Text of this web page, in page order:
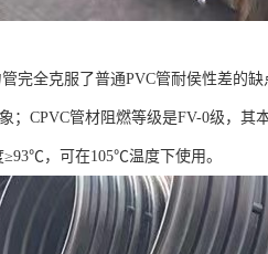
完全克服了普通PVC管耐侯性差的
CPVC管材阻燃等级是FV-0级，其
，可在105℃温度下使用。